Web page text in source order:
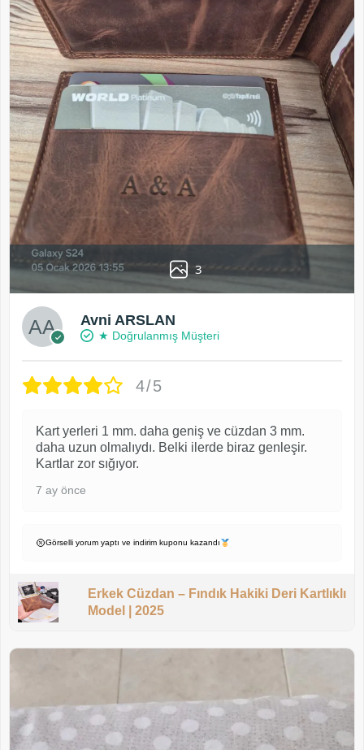
3
Avni ARSLAN
★ Doğrulanmış Müşteri
4/5
Kart yerleri 1 mm. daha geniş ve cüzdan 3 mm.
daha uzun olmalıydı. Belki ilerde biraz genleşir.
Kartlar zor sığıyor.
7 ay önce
Görselli yorum yaptı ve indirim kuponu kazandı
Erkek Cüzdan – Fındık Hakiki Deri Kartlıklı
Model | 2025